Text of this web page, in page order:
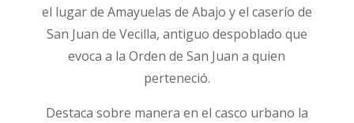
el lugar de Amayuelas de Abajo y el caserío de
San Juan de Vecilla, antiguo despoblado que
evoca a la Orden de San Juan a quien
perteneció.
Destaca sobre manera en el casco urbano la